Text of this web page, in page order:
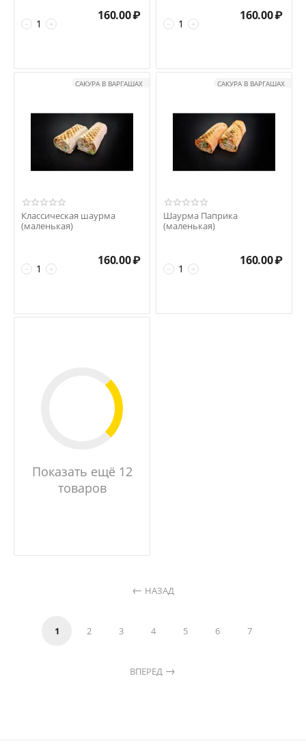
+
−
160.00₽
+
−
160.00₽
САКУРА В ВАРГАШАХ
Классическая шаурма
(маленькая)
+
−
160.00₽
САКУРА В ВАРГАШАХ
Шаурма Паприка
(маленькая)
+
−
160.00₽
Показать ещё 12
товаров
НАЗАД
1 2 3 4 5 6 7
ВПЕРЕД